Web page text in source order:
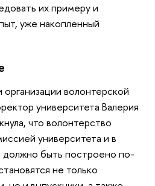
их примеру и
уже накопленный
волонтерской
университета Валерия
что волонтерство
университета и в
должно быть построено по-
не только